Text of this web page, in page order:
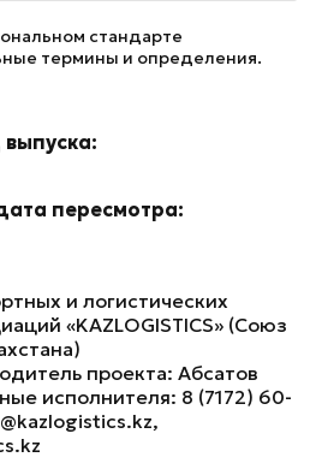
стандарте
термины и определения.
пересмотра:
и логистических
«KAZLOGISTICS» (Союз
проекта: Абсатов
исполнителя: 8 (7172) 60-